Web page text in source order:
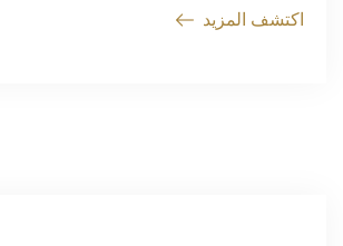
اكتشف المزيد